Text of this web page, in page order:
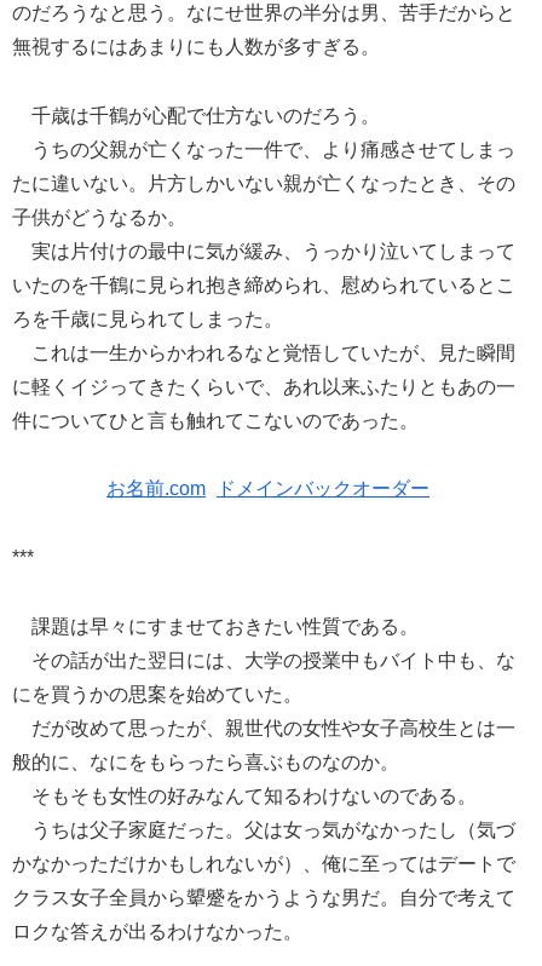
のだろうなと思う。なにせ世界の半分は男、苦手だからと
無視するにはあまりにも人数が多すぎる。
千歳は千鶴が心配で仕方ないのだろう。
うちの父親が亡くなった一件で、より痛感させてしまっ
たに違いない。片方しかいない親が亡くなったとき、その
子供がどうなるか。
実は片付けの最中に気が緩み、うっかり泣いてしまって
いたのを千鶴に見られ抱き締められ、慰められているとこ
ろを千歳に見られてしまった。
これは一生からかわれるなと覚悟していたが、見た瞬間
に軽くイジってきたくらいで、あれ以来ふたりともあの一
件についてひと言も触れてこないのであった。
お名前.com ドメインバックオーダー
***
課題は早々にすませておきたい性質である。
その話が出た翌日には、大学の授業中もバイト中も、な
にを買うかの思案を始めていた。
だが改めて思ったが、親世代の女性や女子高校生とは一
般的に、なにをもらったら喜ぶものなのか。
そもそも女性の好みなんて知るわけないのである。
うちは父子家庭だった。父は女っ気がなかったし（気づ
かなかっただけかもしれないが）、俺に至ってはデートで
クラス女子全員から顰蹙をかうような男だ。自分で考えて
ロクな答えが出るわけなかった。